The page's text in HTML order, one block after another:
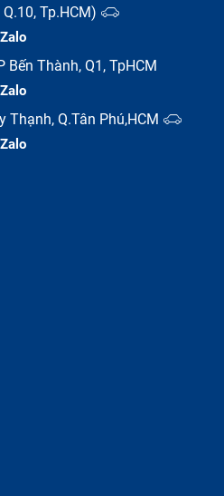
Tp.HCM)
Zalo
Bến Thành, Q1, TpHCM
Zalo
Thạnh, Q.Tân Phú,HCM
Zalo